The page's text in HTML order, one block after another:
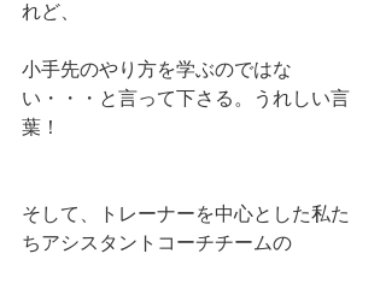
れど、
小手先のやり方を学ぶのではな
い・・・と言って下さる。うれしい言
葉！
そして、トレーナーを中心とした私た
ちアシスタントコーチチームの